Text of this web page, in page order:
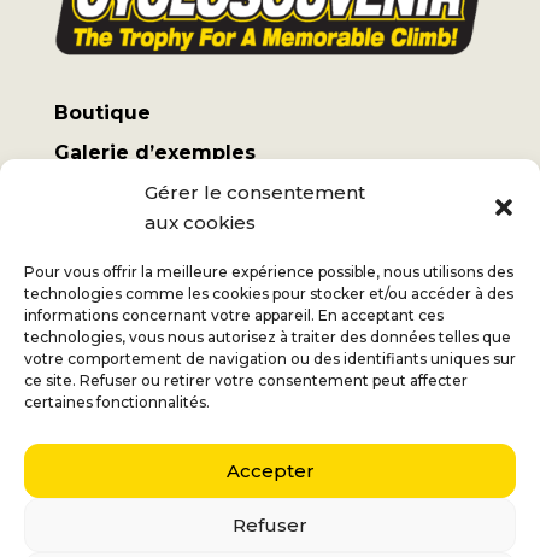
Gérer le consentement
aux cookies
Pour vous offrir la meilleure expérience possible, nous utilisons des
technologies comme les cookies pour stocker et/ou accéder à des
informations concernant votre appareil. En acceptant ces
technologies, vous nous autorisez à traiter des données telles que
votre comportement de navigation ou des identifiants uniques sur
ce site. Refuser ou retirer votre consentement peut affecter
certaines fonctionnalités.
Accepter
Refuser
Boutique
Galerie d’exemples
Mon compte
Termes et conditions
Frais d’expédition
Jan+32 (0) 477 732 949
Véronique+32 (0) 472 562 684
Middelmolenlaan 100
2100 Deurne